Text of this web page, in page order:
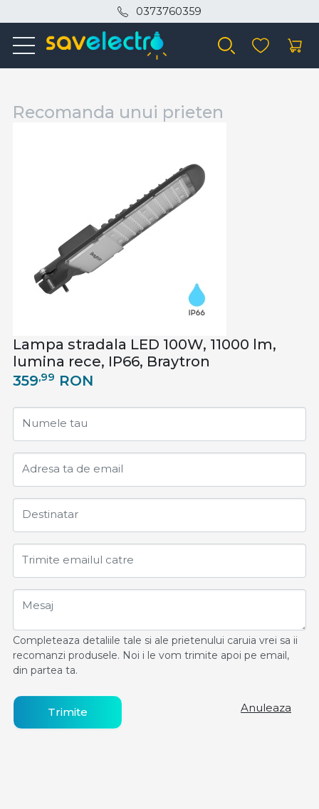
0373760359
Recomanda unui prieten
Lampa stradala LED 100W, 11000 lm,
lumina rece, IP66, Braytron
359,99 RON
Numele tau
Adresa ta de email
Destinatar
Trimite emailul catre
Mesaj
Completeaza detaliile tale si ale prietenului caruia vrei sa ii
recomanzi produsele. Noi i le vom trimite apoi pe email,
din partea ta.
Trimite Anuleaza